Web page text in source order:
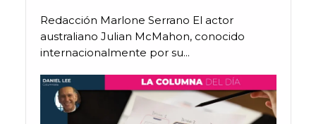
Redacción Marlone Serrano El actor
australiano Julian McMahon, conocido
internacionalmente por su...